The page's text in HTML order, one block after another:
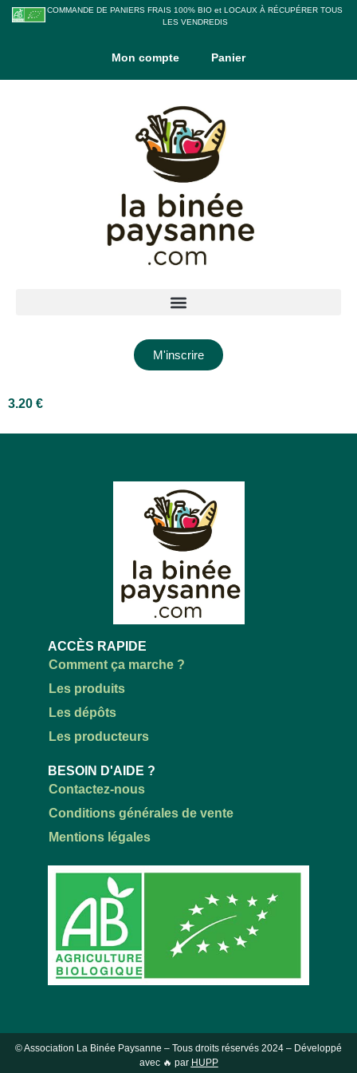
COMMANDE DE PANIERS FRAIS 100% BIO et LOCAUX À RÉCUPÉRER TOUS
LES VENDREDIS
Mon compte Panier
M'inscrire
3.20 €
ACCÈS RAPIDE
Comment ça marche ?
Les produits
Les dépôts
Les producteurs
BESOIN D'AIDE ?
Contactez-nous
Conditions générales de vente
Mentions légales
© Association La Binée Paysanne – Tous droits réservés 2024 – Développé
avec 🔥 par HUPP